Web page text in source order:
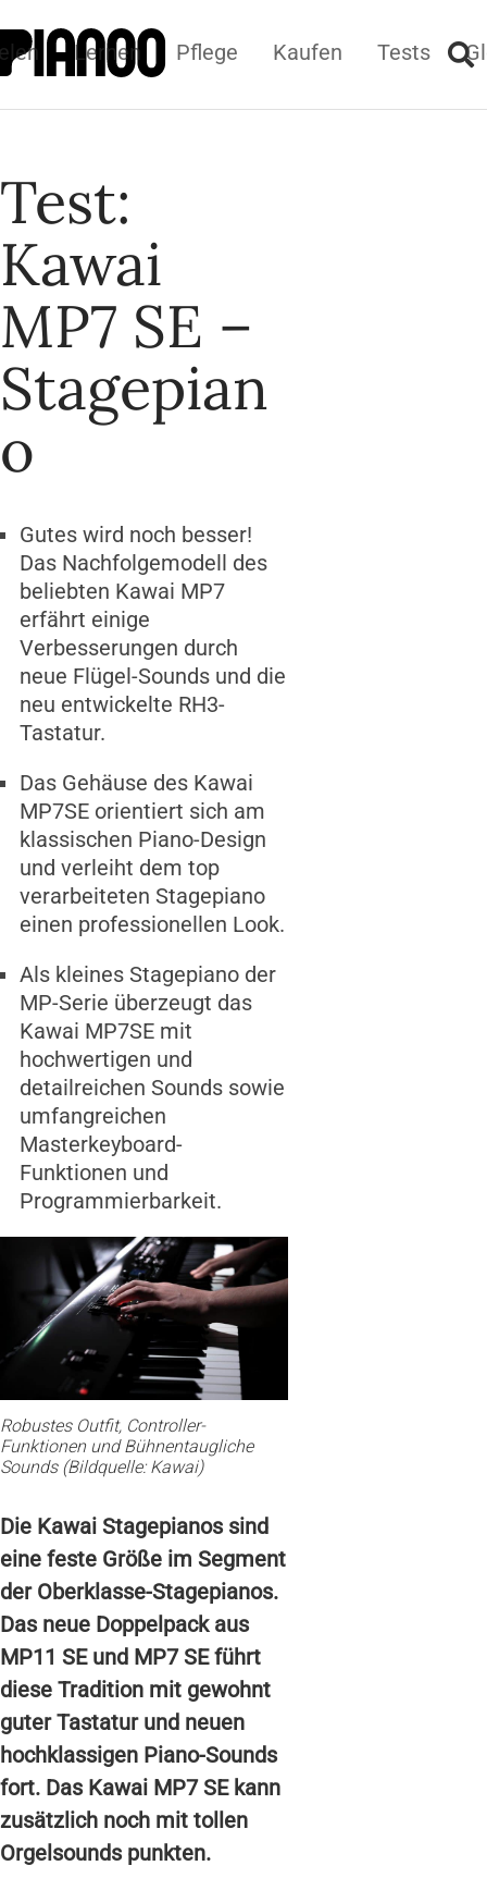
Lernen Pflege Kaufen Tests
Test:
Kawai
MP7 SE –
Stagepian
o
Gutes wird noch besser!
Das Nachfolgemodell des
beliebten Kawai MP7
erfährt einige
Verbesserungen durch
neue Flügel-Sounds und die
neu entwickelte RH3-
Tastatur.
Das Gehäuse des Kawai
MP7SE orientiert sich am
klassischen Piano-Design
und verleiht dem top
verarbeiteten Stagepiano
einen professionellen Look.
Als kleines Stagepiano der
MP-Serie überzeugt das
Kawai MP7SE mit
hochwertigen und
detailreichen Sounds sowie
umfangreichen
Masterkeyboard-
Funktionen und
Programmierbarkeit.
Robustes Outfit, Controller-
Funktionen und Bühnentaugliche
Sounds (Bildquelle: Kawai)
Die Kawai Stagepianos sind
eine feste Größe im Segment
der Oberklasse-Stagepianos.
Das neue Doppelpack aus
MP11 SE und MP7 SE führt
diese Tradition mit gewohnt
guter Tastatur und neuen
hochklassigen Piano-Sounds
fort. Das Kawai MP7 SE kann
zusätzlich noch mit tollen
Orgelsounds punkten.